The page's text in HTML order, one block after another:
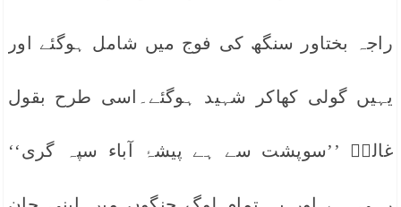
راجہ بختاور سنگھ کی فوج میں شامل ہوگئے اور
یہیں گولی کھاکر شہید ہوگئے۔اسی طرح بقول
غالبؔ ’’سوپشت سے ہے پیشۂ آباء سپہ گری‘‘